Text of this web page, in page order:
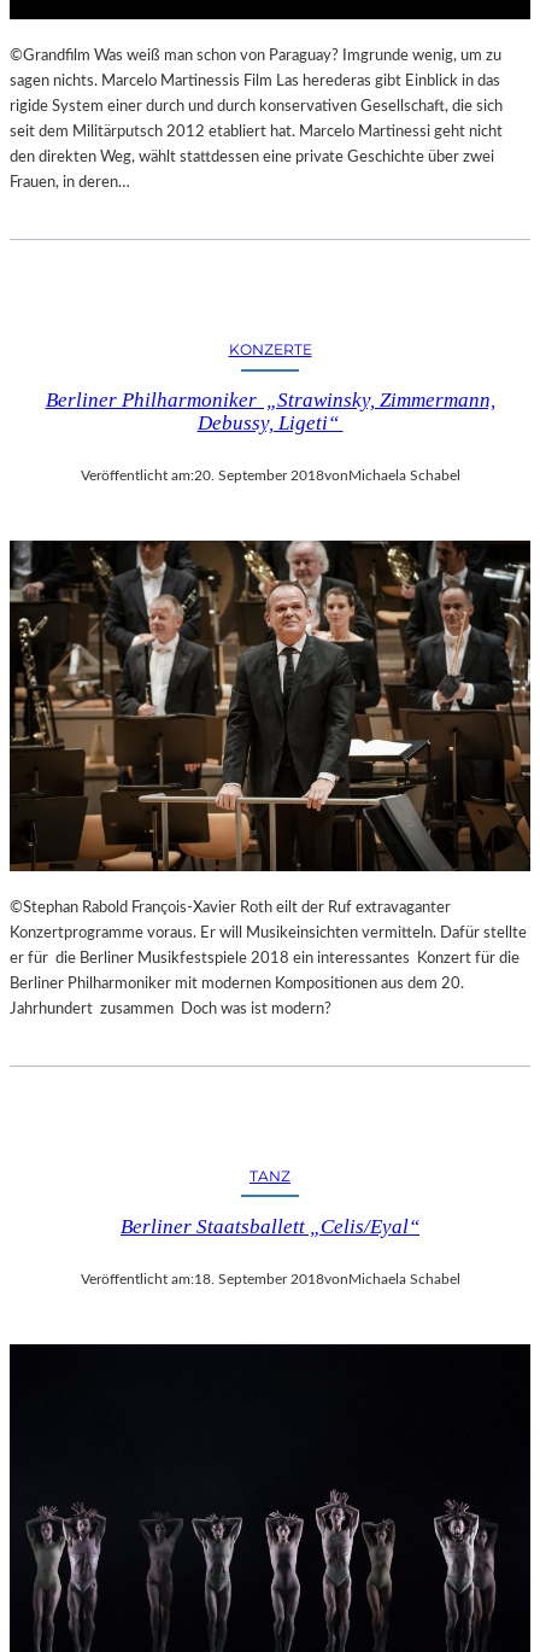
©Grandfilm Was weiß man schon von Paraguay? Imgrunde wenig, um zu
sagen nichts. Marcelo Martinessis Film Las herederas gibt Einblick in das
rigide System einer durch und durch konservativen Gesellschaft, die sich
seit dem Militärputsch 2012 etabliert hat. Marcelo Martinessi geht nicht
den direkten Weg, wählt stattdessen eine private Geschichte über zwei
Frauen, in deren…
KONZERTE
Berliner Philharmoniker „Strawinsky, Zimmermann,
Debussy, Ligeti“
Veröffentlicht am:20. September 2018von Michaela Schabel
©Stephan Rabold François-Xavier Roth eilt der Ruf extravaganter
Konzertprogramme voraus. Er will Musikeinsichten vermitteln. Dafür stellte
er für die Berliner Musikfestspiele 2018 ein interessantes Konzert für die
Berliner Philharmoniker mit modernen Kompositionen aus dem 20.
Jahrhundert zusammen Doch was ist modern?
TANZ
Berliner Staatsballett „Celis/Eyal“
Veröffentlicht am:18. September 2018vonMichaela Schabel